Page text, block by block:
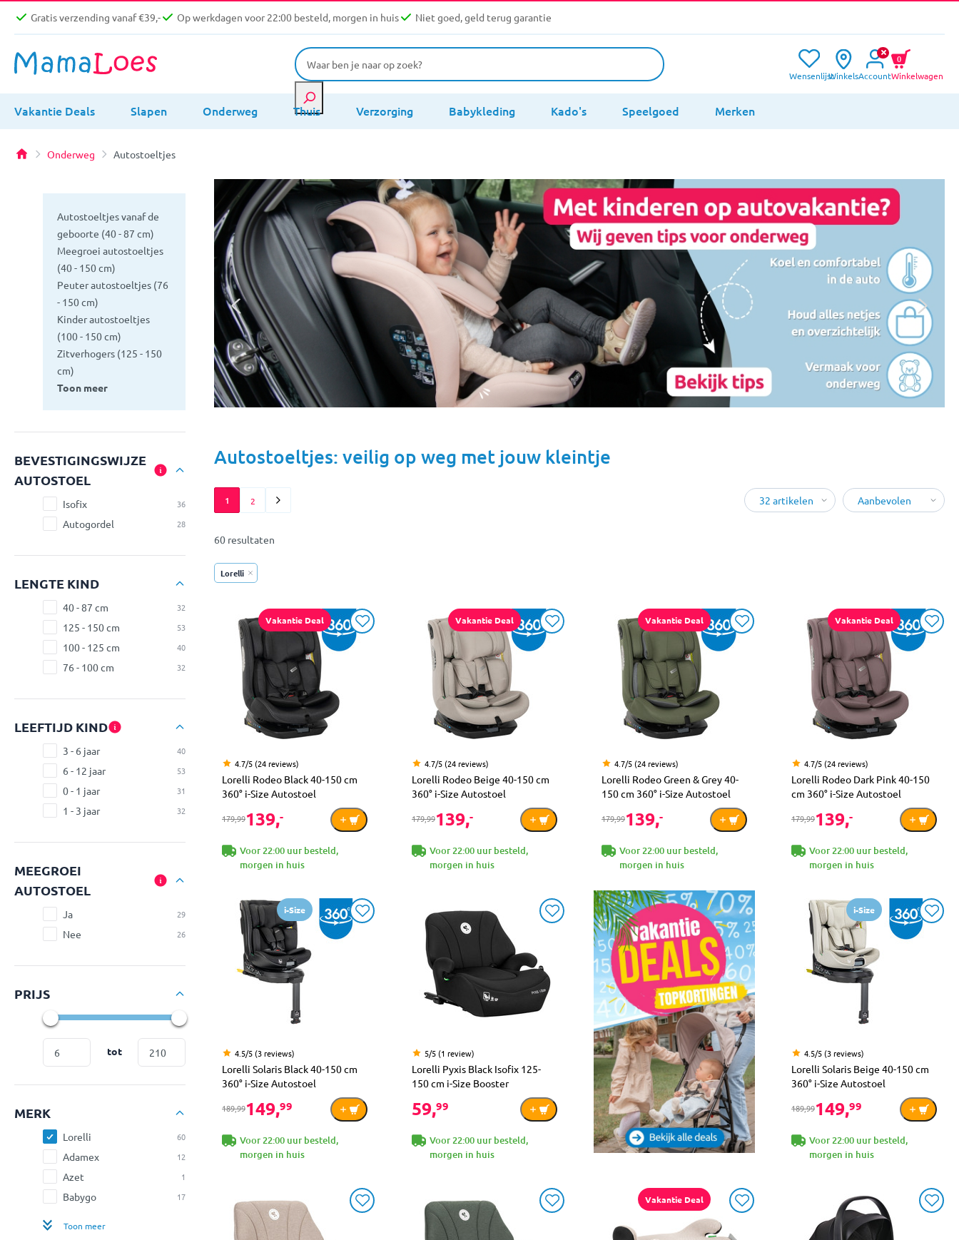
Gratis verzending vanaf €39,- Op werkdagen voor 22:00 besteld, morgen in huis Niet goed, geld terug garantie
WensenlijstWinkelsAccountWinkelwagen
0
Vakantie Deals Slapen Onderweg Thuis Verzorging Babykleding Kado's Speelgoed Merken
Onderweg Autostoeltjes
Autostoeltjes vanaf de
geboorte (40 - 87 cm)
Meegroei autostoeltjes
(40 - 150 cm)
Peuter autostoeltjes (76
- 150 cm)
Kinder autostoeltjes
(100 - 150 cm)
Zitverhogers (125 - 150
cm)
Toon meer
BEVESTIGINGSWIJZE
AUTOSTOEL
Isofix 36
Autogordel 28
LENGTE KIND
40 - 87 cm 32
125 - 150 cm 53
100 - 125 cm 40
76 - 100 cm 32
LEEFTIJD KIND
3 - 6 jaar 40
6 - 12 jaar 53
0 - 1 jaar 31
1 - 3 jaar 32
MEEGROEI
AUTOSTOEL
Ja 29
Nee 26
PRIJS
tot
MERK
Lorelli 60
Adamex 12
Azet 1
Babygo 17
Toon meer
Autostoeltjes: veilig op weg met jouw kleintje
1 2
60 resultaten
Lorelli
Vakantie Deal
4.7/5 (24 reviews)
Lorelli Rodeo Black 40-150 cm
360° i-Size Autostoel
179,99139,-
Voor 22:00 uur besteld,
morgen in huis
Vakantie Deal
4.7/5 (24 reviews)
Lorelli Rodeo Beige 40-150 cm
360° i-Size Autostoel
179,99139,-
Voor 22:00 uur besteld,
morgen in huis
Vakantie Deal
4.7/5 (24 reviews)
Lorelli Rodeo Green & Grey 40-
150 cm 360° i-Size Autostoel
179,99139,-
Voor 22:00 uur besteld,
morgen in huis
Vakantie Deal
4.7/5 (24 reviews)
Lorelli Rodeo Dark Pink 40-150
cm 360° i-Size Autostoel
179,99139,-
Voor 22:00 uur besteld,
morgen in huis
i-Size
4.5/5 (3 reviews)
Lorelli Solaris Black 40-150 cm
360° i-Size Autostoel
189,99149,99
Voor 22:00 uur besteld,
morgen in huis
5/5 (1 review)
Lorelli Pyxis Black Isofix 125-
150 cm i-Size Booster
59,99
Voor 22:00 uur besteld,
morgen in huis
i-Size
4.5/5 (3 reviews)
Lorelli Solaris Beige 40-150 cm
360° i-Size Autostoel
189,99149,99
Voor 22:00 uur besteld,
morgen in huis
Vakantie Deal